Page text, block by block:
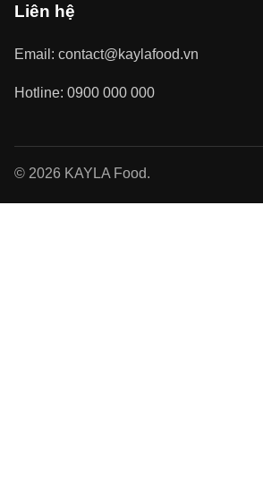
Liên hệ
Email: contact@kaylafood.vn
Hotline: 0900 000 000
© 2026 KAYLA Food.